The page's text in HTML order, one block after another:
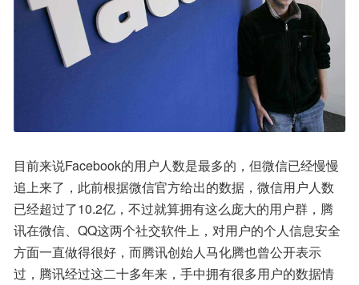
目前来说Facebook的用户人数是最多的，但微信已经慢慢
追上来了，此前根据微信官方给出的数据，微信用户人数
已经超过了10.2亿，不过就算拥有这么庞大的用户群，腾
讯在微信、QQ这两个社交软件上，对用户的个人信息安全
方面一直做得很好，而腾讯创始人马化腾也曾公开表示
过，腾讯经过这二十多年来，手中拥有很多用户的数据情